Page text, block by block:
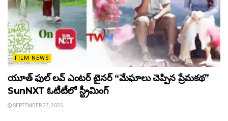
FILM NEWS
యూత్ ఫుల్ లవ్ ఎంటర్ టైనర్ “మేఘాలు చెప్పిన ప్రేమకథ”
SunNXT ఓటీటీలో స్ట్రీమింగ్
SEPTEMBER 27, 2025